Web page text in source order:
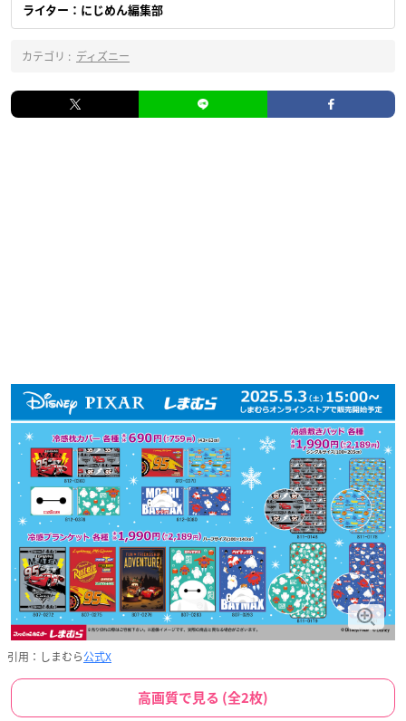
ライター：にじめん編集部
カテゴリ : ディズニー
引用：しまむら公式X
高画質で見る (全2枚)